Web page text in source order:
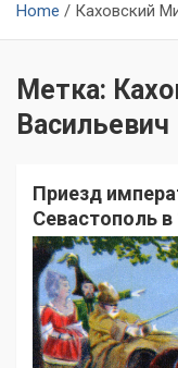
Home Каховский
Метка:
Васильевич
Приезд
Севастополь в